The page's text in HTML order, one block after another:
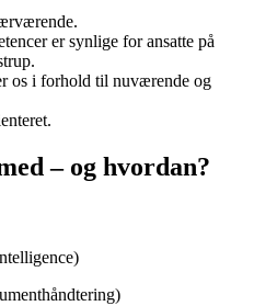
er synlige for ansatte på
os i forhold til nuværende og
– og hvordan?